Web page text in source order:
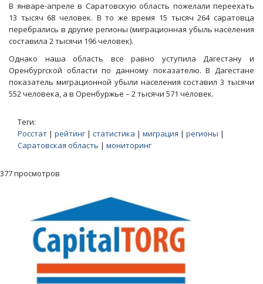
В январе-апреле в Саратовскую область пожелали переехать
13 тысяч 68 человек. В то же время 15 тысяч 264 саратовца
перебрались в другие регионы (миграционная убыль населения
составила 2 тысячи 196 человек).
Однако наша область все равно уступила Дагестану и
Оренбургской области по данному показателю. В Дагестане
показатель миграционной убыли населения составил 3 тысячи
552 человека, а в Оренбуржье – 2 тысячи 571 человек.
Теги:
Росстат | рейтинг | статистика | миграция | регионы |
Саратовская область | мониторинг
377 просмотров